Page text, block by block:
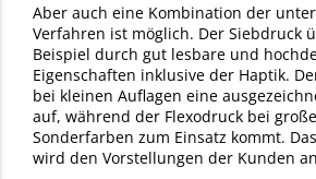
Aber auch eine Kombination der
Verfahren ist möglich. Der Siebdruck
Beispiel durch gut lesbare und
Eigenschaften inklusive der Haptik.
bei kleinen Auflagen eine
auf, während der Flexodruck bei
Sonderfarben zum Einsatz kommt. Das
wird den Vorstellungen der Kunden